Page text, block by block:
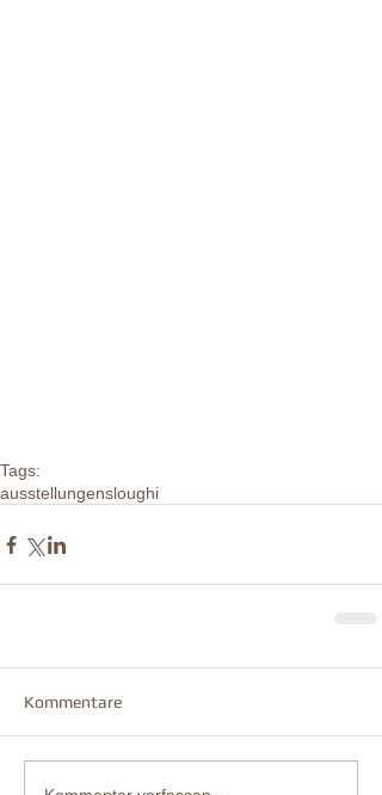
Tags:
ausstellungensloughi
Kommentare